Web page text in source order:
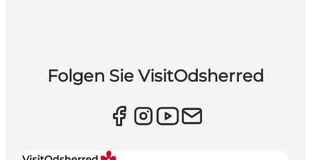
Folgen Sie VisitOdsherred